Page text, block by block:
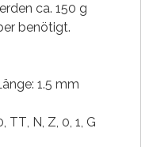
ca. 150 g
benötigt.
1.5 mm
, TT, N, Z, 0, 1, G